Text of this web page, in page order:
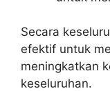
Secara
efektif untuk
meningkatkan
keseluruhan.